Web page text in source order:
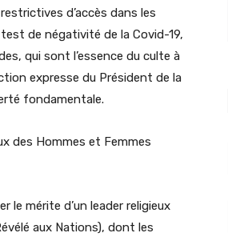
d’accès dans les
de négativité de la Covid-19,
qui sont l’essence du culte à
expresse du Président de la
fondamentale.
des Hommes et Femmes
le mérite d’un leader religieux
aux Nations), dont les